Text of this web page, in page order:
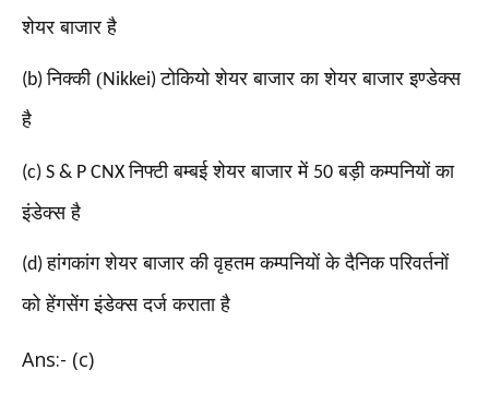
शेयर बाजार है
(b)निक्की (Nikkei)टोकियो शेयर बाजार का शेयर बाजार इण्डेक्स
है
(c) S & P CNXनिफ्टी बम्बई शेयर बाजार में 50 बड़ी कम्पनियों का
इंडेक्स है
(d)हांगकांग शेयर बाजार की वृहतम कम्पनियों के दैनिक परिवर्तनों
को हेंगसेंग इंडेक्स दर्ज कराता है
Ans:- (c)